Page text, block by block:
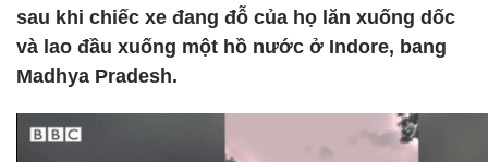
sau khi chiếc xe đang đỗ của họ lăn xuống dốc
và lao đầu xuống một hồ nước ở Indore, bang
Madhya Pradesh.